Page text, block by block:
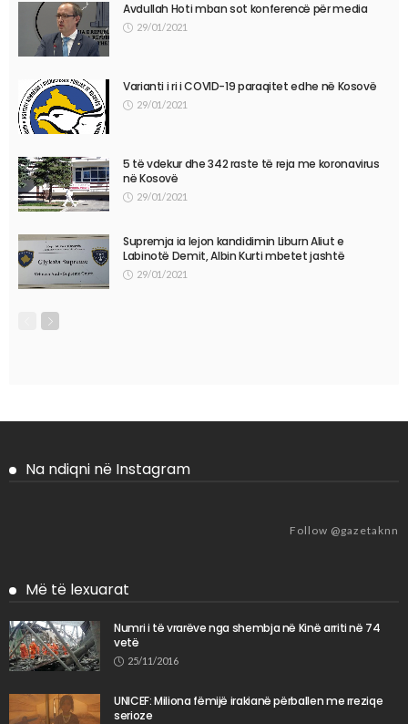
Avdullah Hoti mban sot konferencë për media
29/01/2021
Varianti i ri i COVID-19 paraqitet edhe në Kosovë
29/01/2021
5 të vdekur dhe 342 raste të reja me koronavirus
në Kosovë
29/01/2021
Supremja ia lejon kandidimin Liburn Aliut e
Labinotë Demit, Albin Kurti mbetet jashtë
29/01/2021
Na ndiqni në Instagram
Follow @gazetaknn
Më të lexuarat
Numri i të vrarëve nga shembja në Kinë arriti në 74
vetë
25/11/2016
UNICEF: Miliona fëmijë irakianë përballen me rreziqe
serioze